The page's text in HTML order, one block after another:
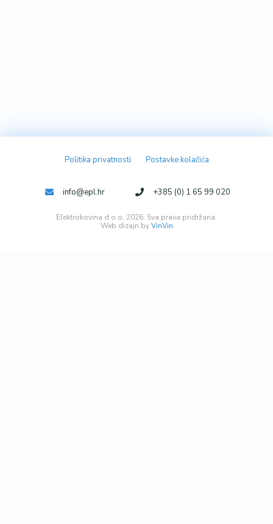
Politika privatnosti Postavke kolačića
Web dizajn byVinVin
Elektrokovina d.o.o, 2026. Sva prava pridržana.
info@epl.hr +385 (0) 1 65 99 020